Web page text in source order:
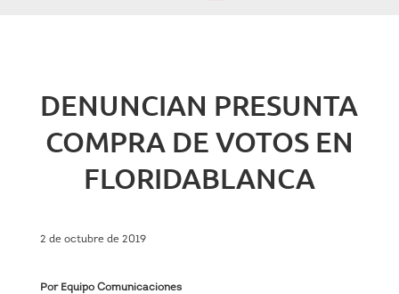
DENUNCIAN PRESUNTA
COMPRA DE VOTOS EN
FLORIDABLANCA
2 de octubre de 2019
Por Equipo Comunicaciones